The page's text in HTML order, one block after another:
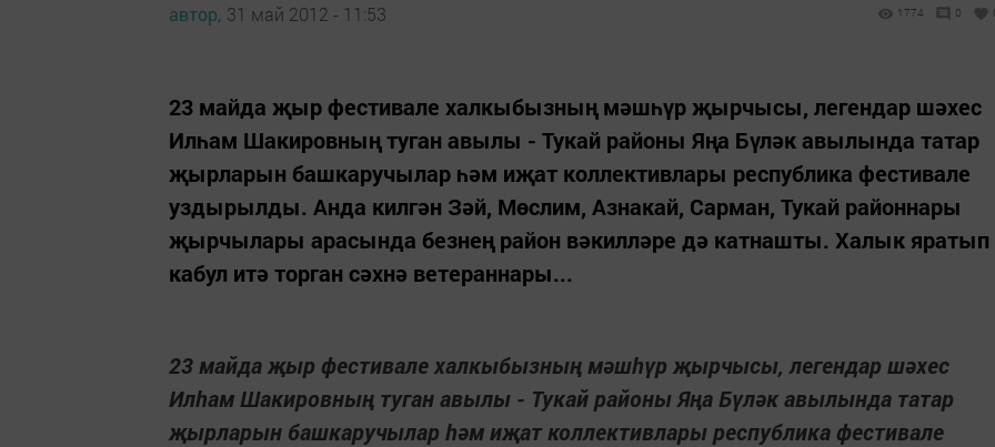
автор, 31 май 2012 - 11:53 1774 0
23 майда җыр фестивале халкыбызның мәшһүр җырчысы, легендар шәхес
Илһам Шакировның туган авылы - Тукай районы Яңа Бүләк авылында татар
җырларын башкаручылар һәм иҗат коллективлары республика фестивале
уздырылды. Анда килгән Зәй, Мөслим, Азнакай, Сарман, Тукай районнары
җырчылары арасында безнең район вәкилләре дә катнашты. Халык яратып
кабул итә торган сәхнә ветераннары...
23 майда җыр фестивале халкыбызның мәшһүр җырчысы, легендар шәхес
Илһам Шакировның туган авылы - Тукай районы Яңа Бүләк авылында татар
җырларын башкаручылар һәм иҗат коллективлары республика фестивале